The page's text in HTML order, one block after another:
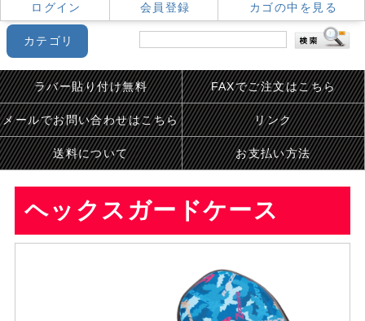
ログイン 会員登録 カゴの中を見る
ラバー貼り付け無料 FAXでご注文はこちら
メールでお問い合わせはこちら リンク
送料について お支払い方法
ヘックスガードケース
カテゴリ